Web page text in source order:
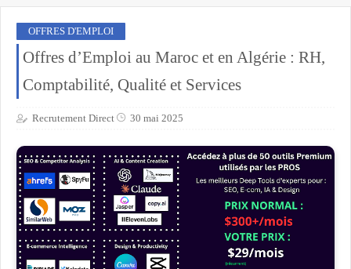
OFFRES D'EMPLOI
Offres d’Emploi au Maroc et en Algérie : RH,
Comptabilité, Qualité et Services
Recrutement Direct 30 mai 2025